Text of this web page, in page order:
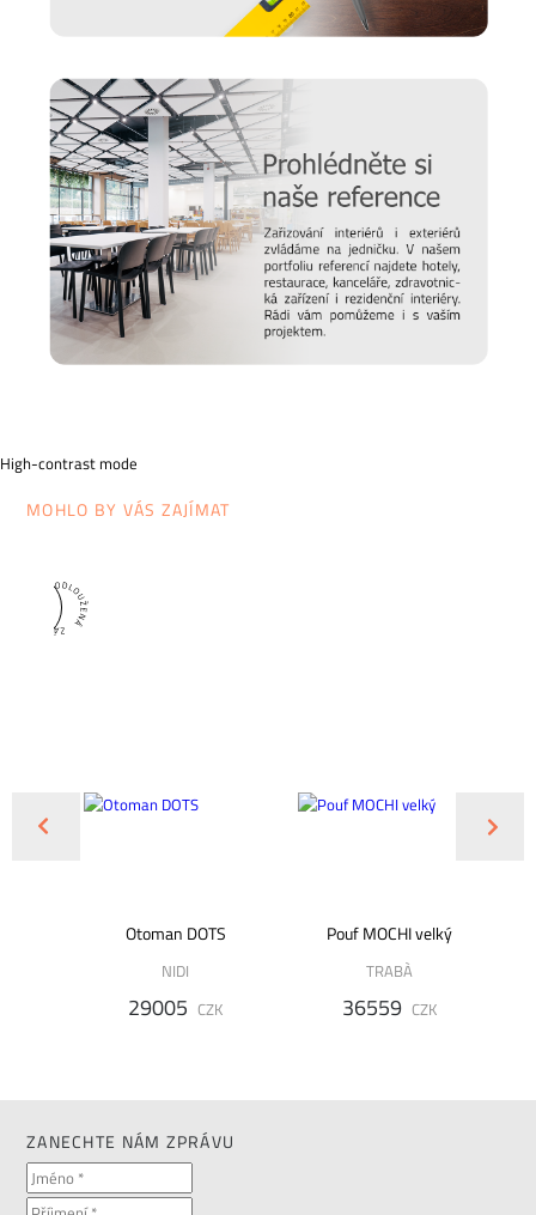
High-contrast mode
MOHLO BY VÁS ZAJÍMAT
Otoman DOTS
NIDI
29005 CZK
Pouf MOCHI velký
TRABÀ
36559 CZK
ZANECHTE NÁM ZPRÁVU